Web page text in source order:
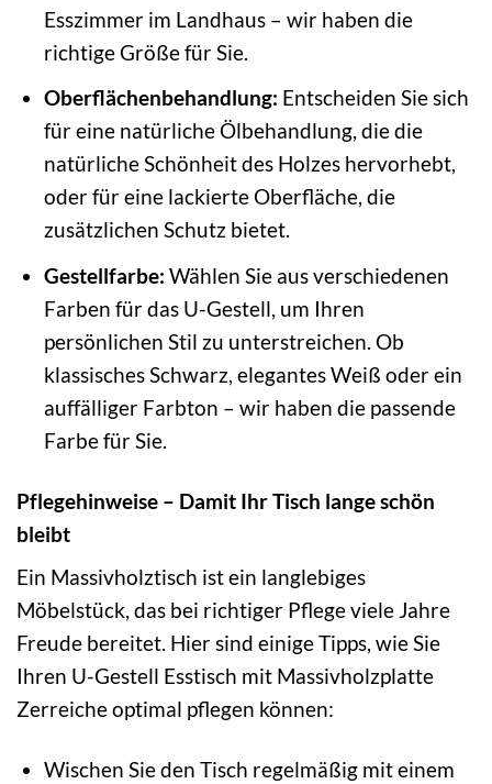
Esszimmer im Landhaus – wir haben die
richtige Größe für Sie.
Oberflächenbehandlung: Entscheiden Sie sich
für eine natürliche Ölbehandlung, die die
natürliche Schönheit des Holzes hervorhebt,
oder für eine lackierte Oberfläche, die
zusätzlichen Schutz bietet.
Gestellfarbe: Wählen Sie aus verschiedenen
Farben für das U-Gestell, um Ihren
persönlichen Stil zu unterstreichen. Ob
klassisches Schwarz, elegantes Weiß oder ein
auffälliger Farbton – wir haben die passende
Farbe für Sie.
Pflegehinweise – Damit Ihr Tisch lange schön
bleibt
Ein Massivholztisch ist ein langlebiges
Möbelstück, das bei richtiger Pflege viele Jahre
Freude bereitet. Hier sind einige Tipps, wie Sie
Ihren U-Gestell Esstisch mit Massivholzplatte
Zerreiche optimal pflegen können:
Wischen Sie den Tisch regelmäßig mit einem